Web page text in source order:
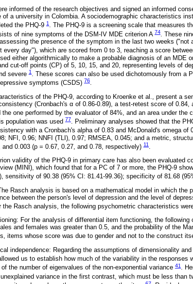
informed of the research objectives and signed an informed
a university in Colombia. A sociodemographic characteristics
the PHQ-9 1 . The PHQ-9 is a screening scale that measures
of nine symptoms of the DSM-IV MDE criterion A 74. These
the presence of the symptom in the last two weeks ("not
every day"), which are scored from 0 to 3, reaching a score
either algorithmically to make a probable diagnosis of an MDE
cut-off points (CP) of 5, 10, 15, and 20, representing levels of
severe 1
. These scores can also be used dichotomously from a
symptoms (CSDS) 76.
of the PHQ-9, according to Kroenke et al., present a
(Cronbach's α of 0.86-0.89), a test-retest score of 0.84,
one performed by the evaluator of 84%, and an area under the
population was used 77. Preliminary analyses showed that the
with a Cronbach's alpha of 0.83 and McDonald's omega of
NFI, 0.96; NNFI (TLI), 0.97; RMSEA, 0.045; and a metric,
0.003 (p = 0.67, 0.27, and 0.78, respectively) 11 .
validity of the PHQ-9 in primary care has also been evaluated
(MINI), which found that for a PC of 7 or more, the PHQ-9
sensitivity of 90.38 (95% CI: 81.41-99.36); specificity of 81.68
Rasch analysis is based on a mathematical model in which the
between the person's level of depression and the level of
the Rasch analysis, the following psychometric characteristics
For the analysis of differential item functioning, the
and females was greater than 0.5, and the probability of the
items whose score was due to gender and not to the construct
independence: Regarding the assumptions of dimensionality
us to establish how much of the variability in the responses
the number of eigenvalues of the non-exponential variance 41 .
variance in the first contrast, which must be less than